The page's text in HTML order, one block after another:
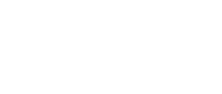
– o último